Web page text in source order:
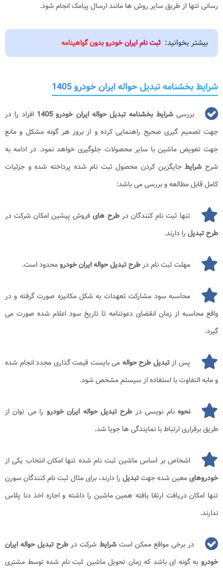
رسانی تنها از طریق سایر روش ها مانند ارسال پیامک انجام شود.
بیشتر بخوانید: ثبت نام ایران خودرو بدون گواهینامه
شرایط بخشنامه تبدیل حواله ایران خودرو 1405
بررسیشرایط بخشنامه تبدیل حواله ایران خودرو 1405
افراد را در
جهت تصمیم گیری صحیح راهنمایی کرده و از بروز هر گونه مشکل و مانع
جهت تعویض ماشین با سایر محصولات جلوگیری خواهد نمود. در ادامه به
شرح شرایطجایگزین کردن محصول ثبت نام شده پرداخته شده و جزئیات
کامل قابل مطالعه و بررسی می باشد:
تنها ثبت نام کنندگان در طرح هایفروش پیشین امکان شرکت در
طرح تبدیل را دارند.
مهلت ثبت نام درطرح تبدیل حواله ایران خودرومحدود است.
محاسبه سود مشارکت تعهدات به شکل مکانیزه صورت گرفته و در
واقع محاسبه از زمان انقضای دعوتنامه تا تاریخ سود اعلام شده صورت می
گیرد.
پس ازتبدیل طرح حواله می بایست قیمت گذاری مجدد انجام شده
و مابه التفاوت با استفاده از سیستم مشخص شود.
نحوهنام نویسی در طرح تبدیل حواله ایران خودرو را می توان از
طریق برقراری ارتباط با نمایندگی ها جویا شد.
اشخاص بر اساس ماشین ثبت نام شده تنها امکان انتخاب یکی از
خودروهایمعین شده جهتتبدیل را دارند، برای مثال ثبت نام کنندگان سورن
تنها امکان دریافت ارتقا یافته همین ماشین را داشته و اجازه اخذ دنا پلاس
ندارند.
در برخی مواقع ممکن استشرایط شرکت درطرح تبدیل حواله ایران
خودرو به گونه ای باشد که زمان تحویل ماشین ثبت نام شده توسط مشتری